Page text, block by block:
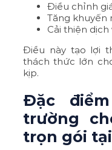
Điều chỉnh
Tăng khuyến
Cải thiện dịch
Điều này tạo lợi
thách thức lớn
kịp.
Đặc
trường
trọn gói tại